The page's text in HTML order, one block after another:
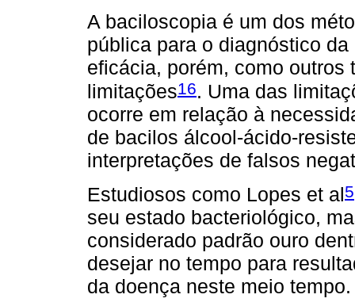
A baciloscopia é um dos
pública para o diagnóstico
eficácia, porém, como outros
limitações16. Uma das
ocorre em relação à
de bacilos álcool-ácido-
interpretações de falsos
Estudiosos como Lopes et al5
seu estado bacteriológico,
considerado padrão ouro
desejar no tempo para
da doença neste meio tempo.